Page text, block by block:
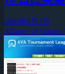
2009年9月3日
Alliance of Valiant